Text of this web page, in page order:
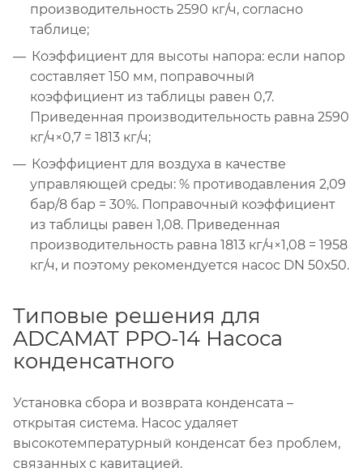
производительность 2590 кг/ч, согласно
таблице;
Коэффициент для высоты напора: если напор
составляет 150 мм, поправочный
коэффициент из таблицы равен 0,7.
Приведенная производительность равна 2590
кг/ч×0,7 = 1813 кг/ч;
Коэффициент для воздуха в качестве
управляющей среды: % противодавления 2,09
бар/8 бар = 30%. Поправочный коэффициент
из таблицы равен 1,08. Приведенная
производительность равна 1813 кг/ч×1,08 = 1958
кг/ч, и поэтому рекомендуется насос DN 50х50.
Типовые решения для
ADCAMAT PPO-14 Насоса
конденсатного
Установка сбора и возврата конденсата –
открытая система. Насос удаляет
высокотемпературный конденсат без проблем,
связанных с кавитацией.